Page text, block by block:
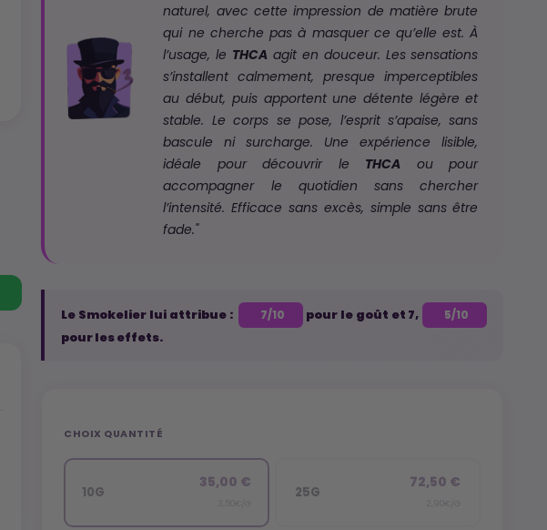
naturel, avec cette impression de matière brute
qui ne cherche pas à masquer ce qu’elle est. À
l’usage, le THCA agit en douceur. Les sensations
s’installent calmement, presque imperceptibles
au début, puis apportent une détente légère et
stable. Le corps se pose, l’esprit s’apaise, sans
bascule ni surcharge. Une expérience lisible,
idéale pour découvrir le THCA ou pour
accompagner le quotidien sans chercher
l’intensité. Efficace sans excès, simple sans être
fade."
Le Smokelier lui attribue : 7/10 pour le goût et 7, 5/10
pour les effets.
CHOIX QUANTITÉ
10G
35,00 €
25G
72,50 €